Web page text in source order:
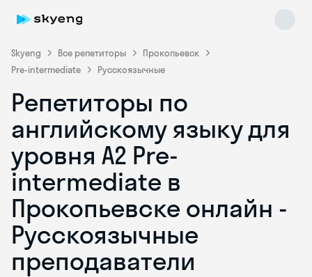
Skyeng Все репетиторы
Прокопьевск
Pre-intermediate
Русскоязычные
Репетиторы по
английскому языку для
уровня A2 Pre-
intermediate в
Прокопьевске онлайн -
Русскоязычные
преподаватели
Skyeng Chat